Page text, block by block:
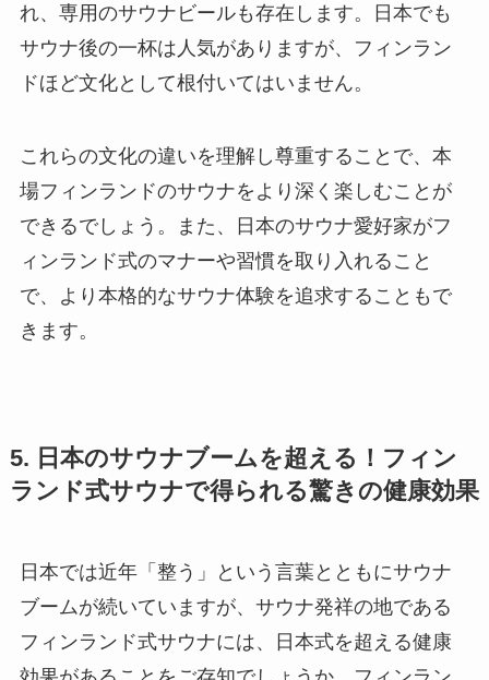
れ、専用のサウナビールも存在します。日本でも
サウナ後の一杯は人気がありますが、フィンラン
ドほど文化として根付いてはいません。
これらの文化の違いを理解し尊重することで、本
場フィンランドのサウナをより深く楽しむことが
できるでしょう。また、日本のサウナ愛好家がフ
ィンランド式のマナーや習慣を取り入れること
で、より本格的なサウナ体験を追求することもで
きます。
5. 日本のサウナブームを超える！フィン
ランド式サウナで得られる驚きの健康効果
日本では近年「整う」という言葉とともにサウナ
ブームが続いていますが、サウナ発祥の地である
フィンランド式サウナには、日本式を超える健康